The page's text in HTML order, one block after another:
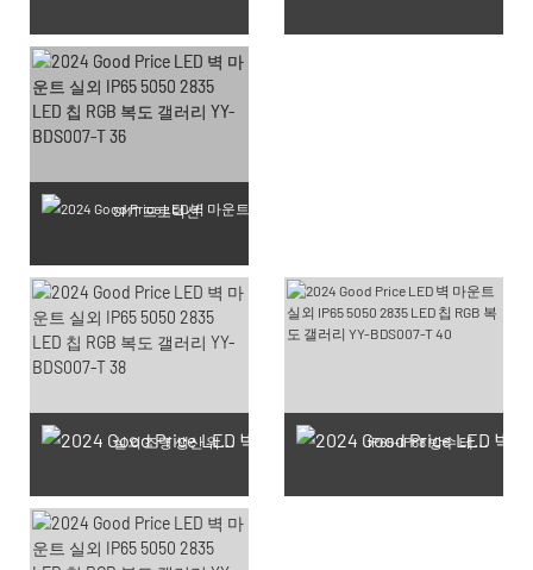
SMT 프로덕션
실외 조명 생산 워크숍 IP65-IP68 방수 테스트 완료 제품